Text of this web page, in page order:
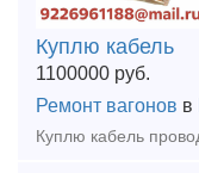
Куплю кабель
1100000 руб.
Ремонт вагонов в